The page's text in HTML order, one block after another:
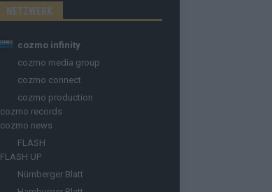
NETZWERK
cozmo infinity
cozmo media group
cozmo connect
cozmo production
cozmo records
cozmo news
FLASH
FLASH UP
Nürnberger Blatt